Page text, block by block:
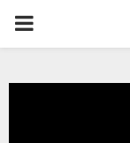
PRIMARY